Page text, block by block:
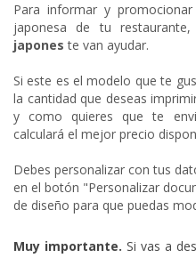
Para informar y
japonesa de tu
japoneste van ayudar.
Si este es el modelo que te
la cantidad que deseas
y como quieres que te
calculará el mejor precio
Debes personalizar con tus
en el botón "Personalizar
de diseño para que puedas
Muy importante. Si vas a